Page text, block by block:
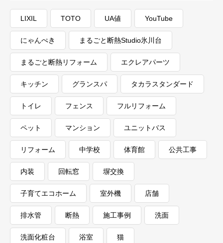
LIXIL TOTO UA値 YouTube
にゃんぺき まるごと断熱Studio氷川台
まるごと断熱リフォーム エクレアパーツ
キッチン グランスパ タカラスタンダード
トイレ フェンス フルリフォーム
ペット マンション ユニットバス
リフォーム 中学校 体育館 公共工事
内装 回転窓 塀交換
子育てエコホーム 室外機 店舗
排水管 断熱 施工事例 洗面
洗面化粧台 浴室 猫